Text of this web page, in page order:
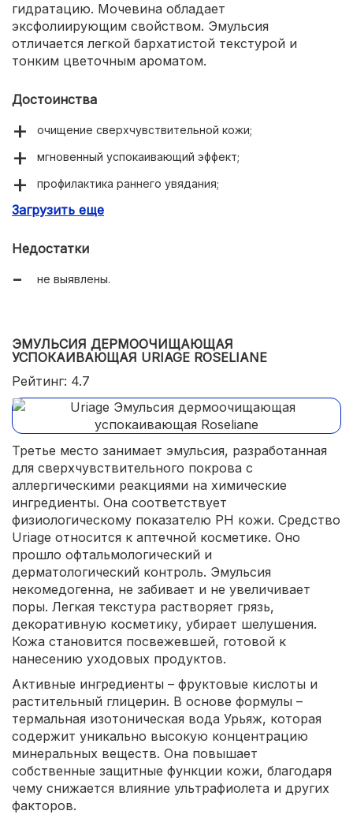
гидратацию. Мочевина обладает
эксфолиирующим свойством. Эмульсия
отличается легкой бархатистой текстурой и
тонким цветочным ароматом.
Достоинства
очищение сверхчувствительной кожи;
мгновенный успокаивающий эффект;
профилактика раннего увядания;
снятие водостойкой косметики.
Загрузить еще
Недостатки
не выявлены.
ЭМУЛЬСИЯ ДЕРМООЧИЩАЮЩАЯ
УСПОКАИВАЮЩАЯ URIAGE ROSELIANE
Рейтинг: 4.7
Третье место занимает эмульсия, разработанная
для сверхчувствительного покрова с
аллергическими реакциями на химические
ингредиенты. Она соответствует
физиологическому показателю PH кожи. Средство
Uriage относится к аптечной косметике. Оно
прошло офтальмологический и
дерматологический контроль. Эмульсия
некомедогенна, не забивает и не увеличивает
поры. Легкая текстура растворяет грязь,
декоративную косметику, убирает шелушения.
Кожа становится посвежевшей, готовой к
нанесению уходовых продуктов.
Активные ингредиенты – фруктовые кислоты и
растительный глицерин. В основе формулы –
термальная изотоническая вода Урьяж, которая
содержит уникально высокую концентрацию
минеральных веществ. Она повышает
собственные защитные функции кожи, благодаря
чему снижается влияние ультрафиолета и других
факторов.